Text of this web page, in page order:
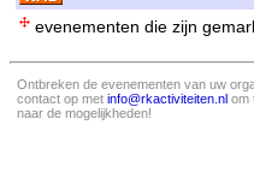
evenementen die zijn
Ontbreken de evenementen van uw
contact op met info@rkactiviteiten.nl om
naar de mogelijkheden!